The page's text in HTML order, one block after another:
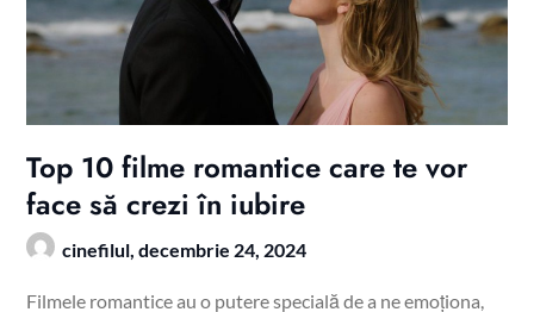
Top 10 filme romantice care te vor
face să crezi în iubire
cinefilul,decembrie 24, 2024
Filmele romantice au o putere specială de a ne emoționa,